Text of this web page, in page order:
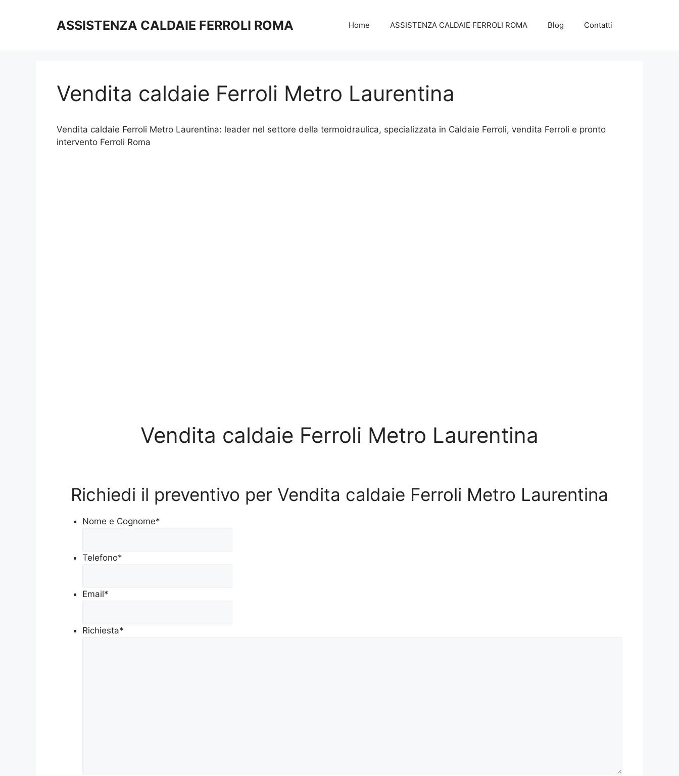
ASSISTENZA CALDAIE FERROLI ROMA Home ASSISTENZA CALDAIE FERROLI ROMA Blog Contatti
Vendita caldaie Ferroli Metro Laurentina
Vendita caldaie Ferroli Metro Laurentina: leader nel settore della termoidraulica, specializzata in Caldaie Ferroli, vendita Ferroli e pronto
intervento Ferroli Roma
Vendita caldaie Ferroli Metro Laurentina
Richiedi il preventivo per Vendita caldaie Ferroli Metro Laurentina
Nome e Cognome*
Telefono*
Email*
Richiesta*